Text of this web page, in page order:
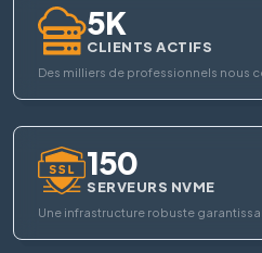
5K
CLIENTS ACTIFS
Des milliers de professionnels nous
150
SERVEURS NVME
Une infrastructure robuste